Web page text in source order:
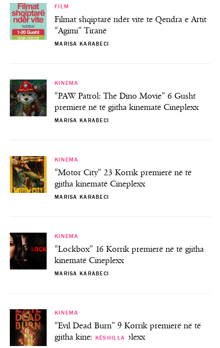
FILM
Filmat shqiptarë ndër vite te Qendra e Artit
“Agimi” Tiranë
MARISA KARABECI
KINEMA
“PAW Patrol: The Dino Movie” 6 Gusht
premierë në të gjitha kinematë Cineplexx
MARISA KARABECI
KINEMA
“Motor City” 23 Korrik premierë në të
gjitha kinematë Cineplexx
MARISA KARABECI
KINEMA
“Lockbox” 16 Korrik premierë në të gjitha
kinematë Cineplexx
MARISA KARABECI
KINEMA
“Evil Dead Burn” 9 Korrik premierë në të
gjitha kinematë Cineplexx
KËSHILLA